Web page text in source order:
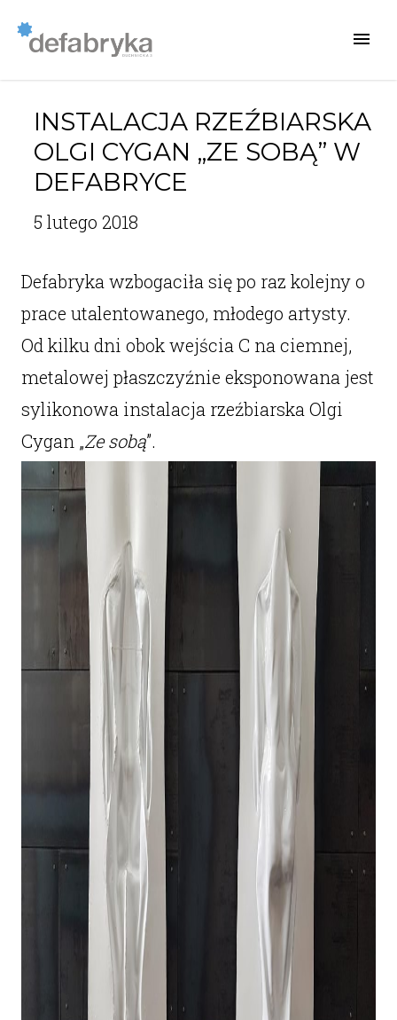
INSTALACJA RZEŹBIARSKA
OLGI CYGAN „ZE SOBĄ” W
DEFABRYCE
5 lutego 2018
Defabryka wzbogaciła się po raz kolejny o
prace utalentowanego, młodego artysty.
Od kilku dni obok wejścia C na ciemnej,
metalowej płaszczyźnie eksponowana jest
sylikonowa instalacja rzeźbiarska Olgi
Cygan „Ze sobą”.